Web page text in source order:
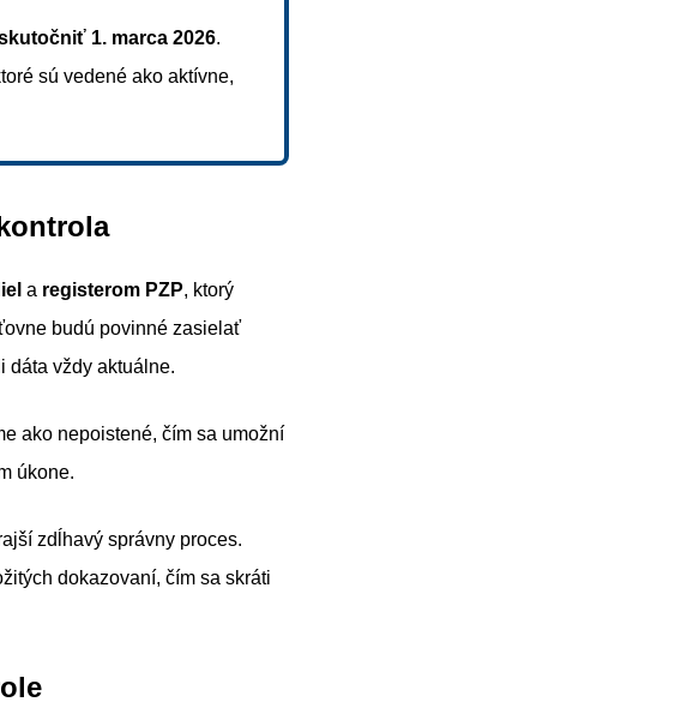
1. marca 2026.
sú vedené ako aktívne,
a registerom PZP, ktorý
budú povinné zasielať
dáta vždy aktuálne.
ako nepoistené, čím sa umožní
úkone.
zdĺhavý správny proces.
dokazovaní, čím sa skráti